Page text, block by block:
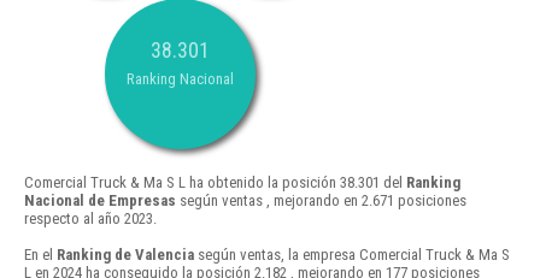
38.301
Ranking Nacional
Comercial Truck & Ma S L ha obtenido la posición 38.301 del Ranking
Nacional de Empresas según ventas , mejorando en 2.671 posiciones
respecto al año 2023.
En el Ranking de Valencia según ventas, la empresa Comercial Truck & Ma S
L en 2024 ha conseguido la posición 2.182 , mejorando en 177 posiciones